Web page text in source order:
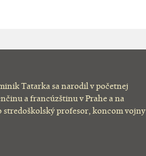
Tatarka sa narodil v početnej
a francúzštinu v Prahe a na
stredoškolský profesor, koncom vojny